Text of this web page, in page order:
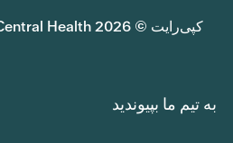
کپی‌رایت © 2026 Central Health. تمامی حقوق محفوظ است.
به تیم ما بپیوندید